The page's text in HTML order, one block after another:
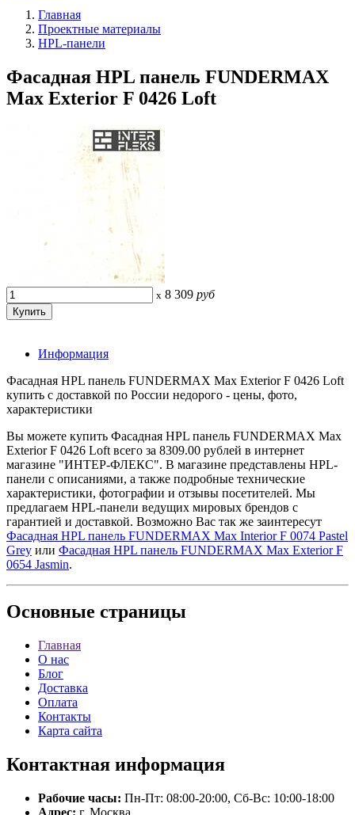
Главная
Проектные материалы
HPL-панели
Фасадная HPL панель FUNDERMAX
Max Exterior F 0426 Loft
x 8 309 руб
Информация
Фасадная HPL панель FUNDERMAX Max Exterior F 0426 Loft
купить с доставкой по России недорого - цены, фото,
характеристики
Вы можете купить Фасадная HPL панель FUNDERMAX Max
Exterior F 0426 Loft всего за 8309.00 рублей в интернет
магазине "ИНТЕР-ФЛЕКС". В магазине представлены HPL-
панели с описаниями, а также подробные технические
характеристики, фотографии и отзывы посетителей. Мы
предлагаем HPL-панели ведущих мировых брендов с
гарантией и доставкой. Возможно Вас так же заинтересут
Фасадная HPL панель FUNDERMAX Max Interior F 0074 Pastel
Grey или Фасадная HPL панель FUNDERMAX Max Exterior F
0654 Jasmin.
Основные страницы
Главная
О нас
Блог
Доставка
Оплата
Контакты
Карта сайта
Контактная информация
Рабочие часы: Пн-Пт: 08:00-20:00, Сб-Вс: 10:00-18:00